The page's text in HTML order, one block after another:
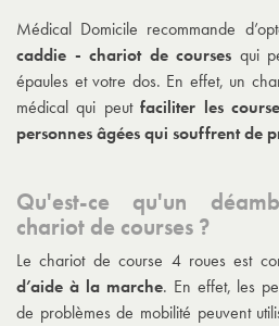
Médical Domicile recommande
caddie - chariot de courses qui
épaules et votre dos. En effet, un
médical qui peutfaciliter les
personnes âgées qui souffrent de
Qu'est-ce qu'un
chariot de courses ?
Le chariot de course 4 roues est
d’aide à la marche. En effet, les
de problèmes de mobilité peuvent